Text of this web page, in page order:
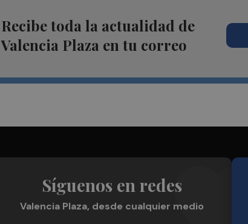
Recibe toda la actualidad de
Valencia Plaza en tu correo
Síguenos en redes
Valencia Plaza, desde cualquier medio